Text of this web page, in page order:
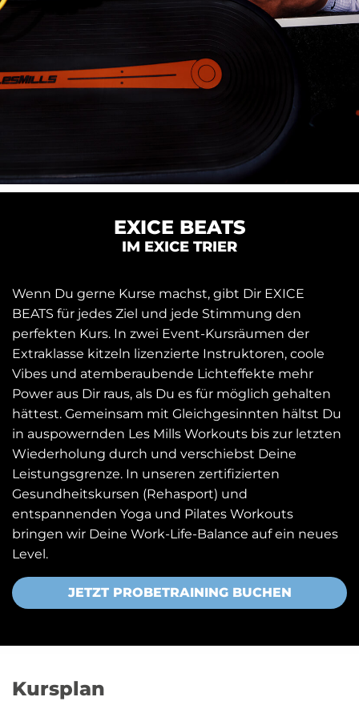
EXICE BEATS
IM EXICE TRIER
Wenn Du gerne Kurse machst, gibt Dir EXICE
BEATS für jedes Ziel und jede Stimmung den
perfekten Kurs. In zwei Event-Kursräumen der
Extraklasse kitzeln lizenzierte Instruktoren, coole
Vibes und atemberaubende Lichteffekte mehr
Power aus Dir raus, als Du es für möglich gehalten
hättest. Gemeinsam mit Gleichgesinnten hältst Du
in auspowernden Les Mills Workouts bis zur letzten
Wiederholung durch und verschiebst Deine
Leistungsgrenze. In unseren zertifizierten
Gesundheitskursen (Rehasport) und
entspannenden Yoga und Pilates Workouts
bringen wir Deine Work-Life-Balance auf ein neues
Level.
JETZT PROBETRAINING BUCHEN
Kursplan